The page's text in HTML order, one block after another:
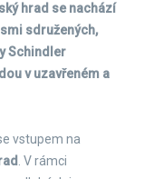
hrad se nachází
sdružených,
Schindler
v uzavřeném a
vstupem na
. V rámci